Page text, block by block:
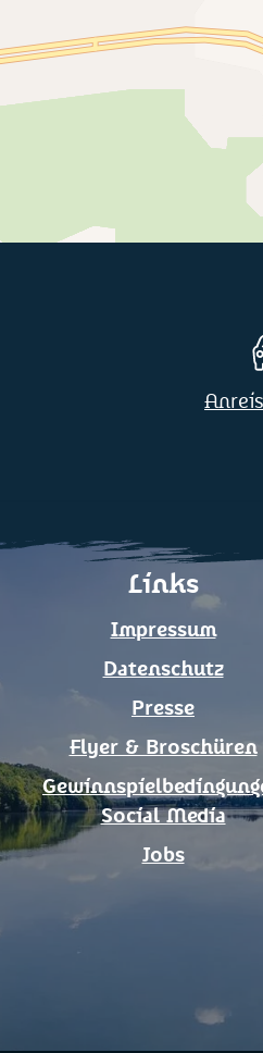
Links
Impressum
Datenschutz
Presse
Flyer & Broschüren
Social Media
Jobs